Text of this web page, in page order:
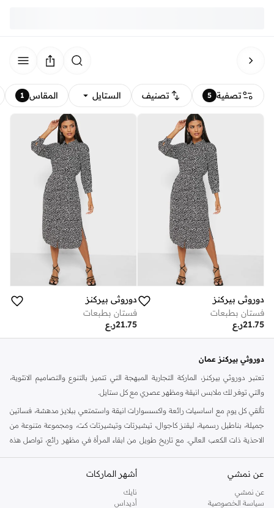
تصفية 5 تصنيف الستايل المقاس 1
دوروثي بيركنز
فستان بطبعات
ر.ع21.75
دوروثي بيركنز
فستان بطبعات
ر.ع21.75
دوروثي بيركنز عمان
تعتبر دوروثي بيركنز، الماركة التجارية المبهجة التي تتميز بالتنوع والتصاميم الانثوية،
والتي توفر لك ملابس انيقة ومظهر عصري مع كل ستايل.
تألقي كل يوم مع اساسيات رائعة واكسسوارات انيقة واستمتعي ببلايز مدهشة، فساتين
جميلة، بناطيل رسمية، ليقنز كاجوال، تيشيرتات وتيشيرتات كت، ومجموعة متنوعة من
الاحذية ذات الكعب العالي. مع تاريخ طويل من ابقاء المرأة في مظهر رائع، تواصل هذه
كنت تقومين بتجديد خزانة ملابسك الملائمة للعمل، البحث عن فستان مثالي للحفلات او
اليه.
عن نمشي
عن نمشي
سياسة الخصوصية
أشهر الماركات
نايك
أديداس